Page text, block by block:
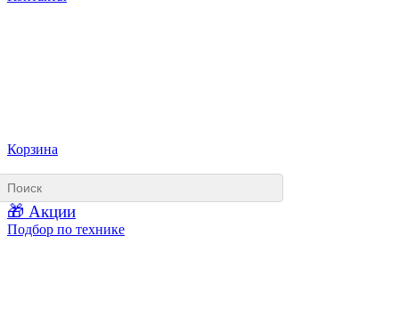
Корзина
🎁 Акции
Подбор по технике